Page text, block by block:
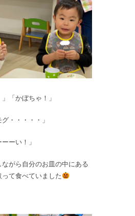
「かぼちゃ！」
・・・・・」
ーい！」
がら自分のお皿の中にある
て食べていました